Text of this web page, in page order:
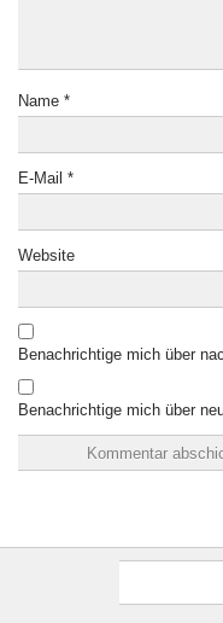
Name *
E-Mail *
Website
Benachrichtige mich über
Benachrichtige mich über